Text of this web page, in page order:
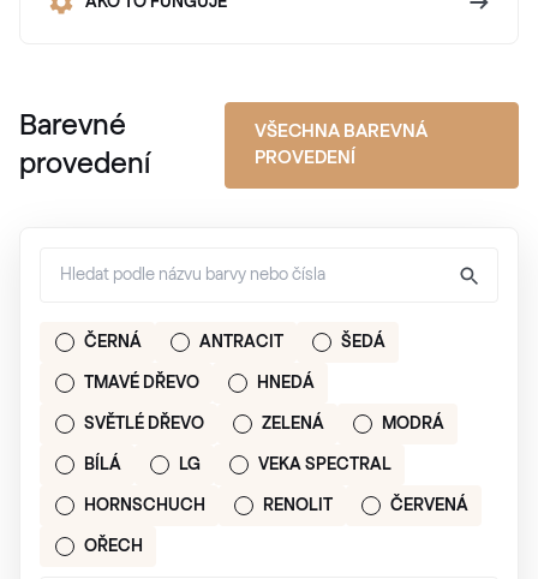
Barevné
provedení
VŠECHNA BAREVNÁ
PROVEDENÍ
ČERNÁ ANTRACIT ŠEDÁ
TMAVÉ DŘEVO HNEDÁ
SVĚTLÉ DŘEVO ZELENÁ MODRÁ
BÍLÁ LG VEKA SPECTRAL
HORNSCHUCH RENOLIT ČERVENÁ
OŘECH